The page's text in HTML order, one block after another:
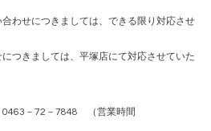
わせにつきましては、できる限り対応させ
つきましては、平塚店にて対応させていた
－72－7848 （営業時間